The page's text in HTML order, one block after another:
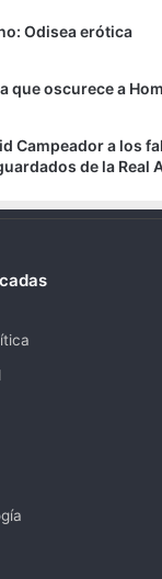
Odisea erótica
que oscurece a
Campeador a los
de la Real